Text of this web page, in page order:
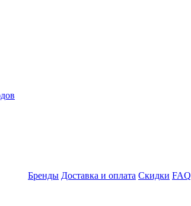
Бренды Доставка и оплата Скидки FAQ